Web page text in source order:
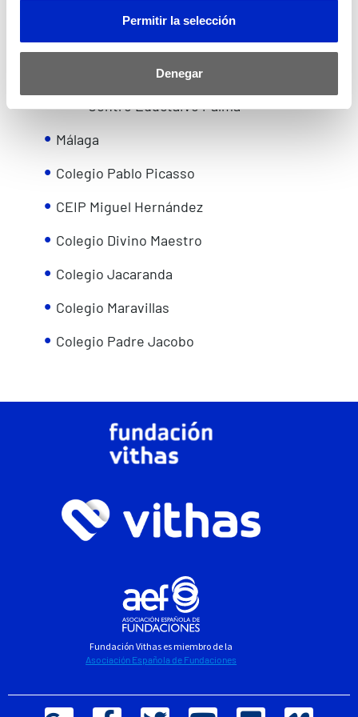
Permitir la selección
Denegar
CEIP Luís Vives
CEIP Profesor Luis Braille
La Salle Paterna
Centro Eductaivo Palma
Málaga
Colegio Pablo Picasso
CEIP Miguel Hernández
Colegio Divino Maestro
Colegio Jacaranda
Colegio Maravillas
Colegio Padre Jacobo
Fundación Vithas es miembro de la
Asociación Española de Fundaciones